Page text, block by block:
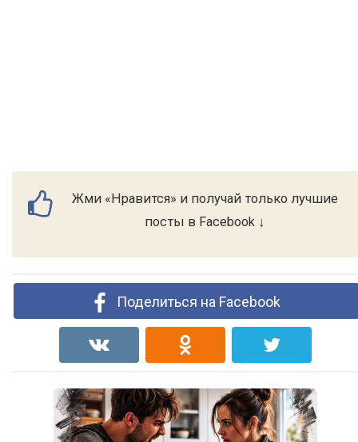
Жми «Нравится» и получай только лучшие
посты в Facebook ↓
Поделиться на Facebook